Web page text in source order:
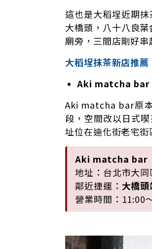
這也是大稻埕近期
大橋頭，八十八良
廟旁，三間店剛好
大稻埕抹茶新店推
Aki matcha bar
Aki matcha bar原
段，空間改以日式
址位在迪化街老宅
Aki matcha bar
地址：台北市大
鄰近捷運： 大橋頭
營業時間：11:00